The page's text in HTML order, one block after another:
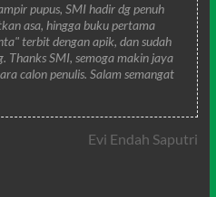
pupus, SMI hadir dg penuh
asa, hingga buku pertama
terbit dengan apik, dan sudah
Thanks SMI, semoga makin jaya
calon penulis. Salam semangat
Evi Endah Saputri